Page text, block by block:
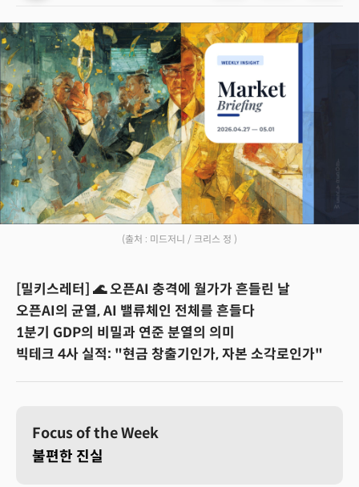
(출처 : 미드저니 / 크리스 정 )
[밀키스레터] 🌊 오픈AI 충격에 월가가 흔들린 날
오픈AI의 균열, AI 밸류체인 전체를 흔들다
1분기 GDP의 비밀과 연준 분열의 의미
빅테크 4사 실적: "현금 창출기인가, 자본 소각로인가"
Focus of the Week
불편한 진실